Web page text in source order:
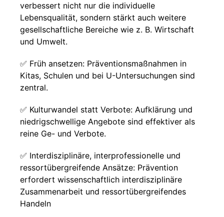
verbessert nicht nur die individuelle
Lebensqualität, sondern stärkt auch weitere
gesellschaftliche Bereiche wie z. B. Wirtschaft
und Umwelt.
✅ Früh ansetzen: Präventionsmaßnahmen in
Kitas, Schulen und bei U-Untersuchungen sind
zentral.
✅ Kulturwandel statt Verbote: Aufklärung und
niedrigschwellige Angebote sind effektiver als
reine Ge- und Verbote.
✅ Interdisziplinäre, interprofessionelle und
ressortübergreifende Ansätze: Prävention
erfordert wissenschaftlich interdisziplinäre
Zusammenarbeit und ressortübergreifendes
Handeln